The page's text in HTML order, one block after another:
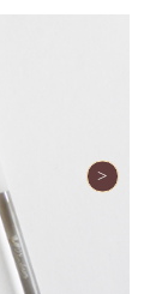
マイページ